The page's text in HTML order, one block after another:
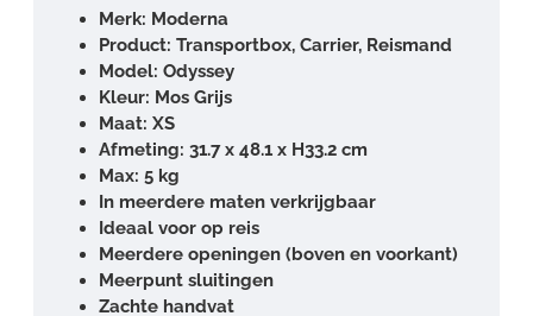
Merk: Moderna
Product: Transportbox, Carrier, Reismand
Model: Odyssey
Kleur: Mos Grijs
Maat: XS
Afmeting: 31.7 x 48.1 x H33.2 cm
Max: 5 kg
In meerdere maten verkrijgbaar
Ideaal voor op reis
Meerdere openingen (boven en voorkant)
Meerpunt sluitingen
Zachte handvat